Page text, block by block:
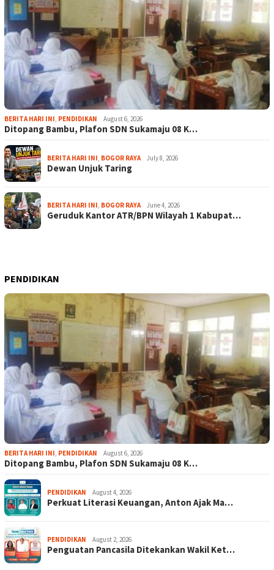
BERITA HARI INI, PENDIDIKAN August 6, 2026
Ditopang Bambu, Plafon SDN Sukamaju 08 K…
BERITA HARI INI, BOGOR RAYA July 8, 2026
Dewan Unjuk Taring
BERITA HARI INI, BOGOR RAYA June 4, 2026
Geruduk Kantor ATR/BPN Wilayah 1 Kabupat…
PENDIDIKAN
BERITA HARI INI, PENDIDIKAN August 6, 2026
Ditopang Bambu, Plafon SDN Sukamaju 08 K…
PENDIDIKAN August 4, 2026
Perkuat Literasi Keuangan, Anton Ajak Ma…
PENDIDIKAN August 2, 2026
Penguatan Pancasila Ditekankan Wakil Ket…